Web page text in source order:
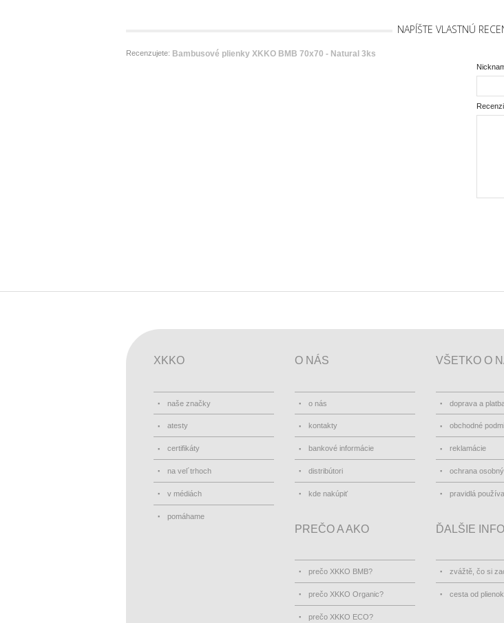
NAPÍŠTE VLASTNÚ
Recenzujete: Bambusové plienky XKKO BMB 70x70 - Natural 3ks
XKKO
naše značky
atesty
certifikáty
na vel´trhoch
v médiách
pomáhame
O NÁS
o nás
kontakty
bankové informácie
distribútori
kde nakúpiť
VŠETKO O
doprava a
obchodné
reklamácie
ochrana
pravidlá
PREČO A AKO
prečo XKKO BMB?
prečo XKKO Organic?
prečo XKKO ECO?
ĎALŠIE INFO
zvážtě, čo si
cesta od